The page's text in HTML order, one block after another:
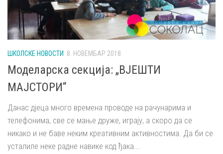
ШКОЛСКЕ НОВОСТИ 8. НОВЕМБАР 2018.
Моделарска секција: „ВЈЕШТИ
МАЈСТОРИ“
Данас дјеца много времена проводе на рачунарима и
телефонима, све се мање друже, играју, а скоро да се
никако и не баве неким креативним активностима. Да би се
усталиле неке радне навике код ђака...